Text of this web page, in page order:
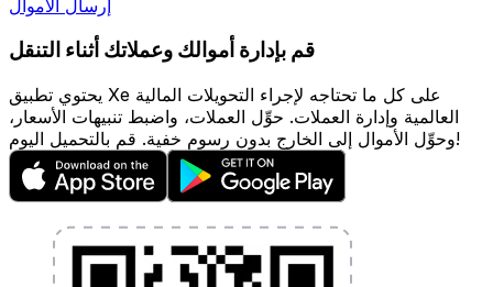
إرسال الأموال
قم بإدارة أموالك وعملاتك أثناء التنقل
يحتوي تطبيق Xe على كل ما تحتاجه لإجراء التحويلات المالية
العالمية وإدارة العملات. حوِّل العملات، واضبط تنبيهات الأسعار،
وحوِّل الأموال إلى الخارج بدون رسوم خفية. قم بالتحميل اليوم!